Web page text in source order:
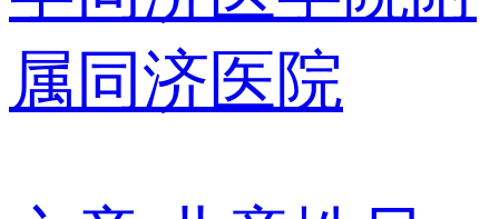
属同济医院